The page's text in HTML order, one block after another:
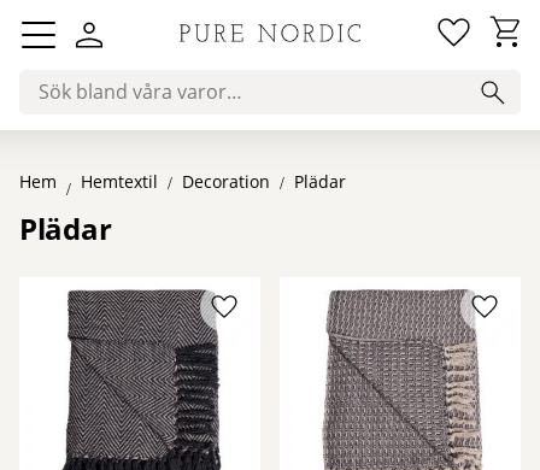
Meny
Hem Hemtextil Decoration Plädar
Plädar
Lägg till i favoriter Lägg